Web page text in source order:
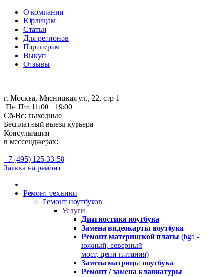
О компании
Юрлицам
Статьи
Для регионов
Партнерам
Выкуп
Отзывы
г. Москва, Мясницкая ул., 22, стр 1
Пн-Пт: 11:00 - 19:00
Сб-Вс: выходные
Бесплатный выезд курьера
Консультация
в мессенджерах:
+7 (495) 125-33-58
Заявка на ремонт
Ремонт техники
Ремонт ноутбуков
Услуги
Диагностика ноутбука
Замена видеокарты ноутбука
Ремонт материнской платы (bga -
южный, северный
мост, цепи питания)
Замена матрицы ноутбука
Ремонт / замена клавиатуры